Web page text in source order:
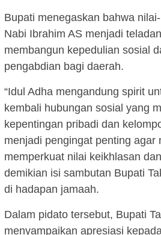
Bupati menegaskan bahwa
Nabi Ibrahim AS menjadi
membangun kepedulian sosial
pengabdian bagi daerah.
“Idul Adha mengandung spirit
kembali hubungan sosial yang
kepentingan pribadi dan
menjadi pengingat penting agar
memperkuat nilai keikhlasan
demikian isi sambutan Bupati
di hadapan jamaah.
Dalam pidato tersebut, Bupati
menyampaikan apresiasi